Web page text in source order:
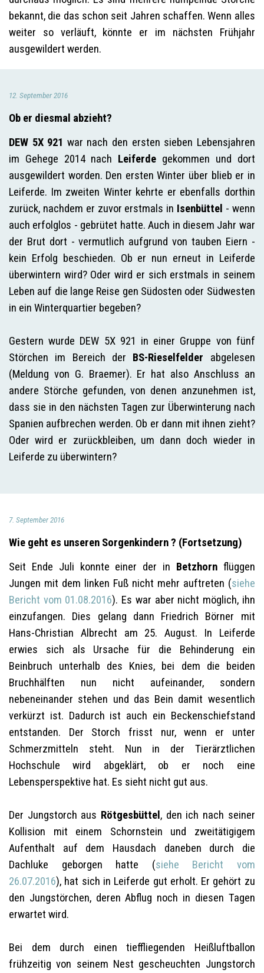
bekannt, die das schon seit Jahren schaffen. Wenn alles
weiter so verläuft, könnte er im nächsten Frühjahr
ausgewildert werden.
12. September 2016
Ob er diesmal abzieht?
DEW 5X 921 war nach den ersten sieben Lebensjahren
im Gehege 2014 nach Leiferde gekommen und dort
ausgewildert worden. Den ersten Winter über blieb er in
Leiferde. Im zweiten Winter kehrte er ebenfalls dorthin
zurück, nachdem er zuvor erstmals in Isenbüttel - wenn
auch erfolglos - gebrütet hatte. Auch in diesem Jahr war
der Brut dort - vermutlich aufgrund von tauben Eiern -
kein Erfolg beschieden. Ob er nun erneut in Leiferde
überwintern wird? Oder wird er sich erstmals in seinem
Leben auf die lange Reise gen Südosten oder Südwesten
in ein Winterquartier begeben?
Gestern wurde DEW 5X 921 in einer Gruppe von fünf
Störchen im Bereich der BS-Rieselfelder abgelesen
(Meldung von G. Braemer). Er hat also Anschluss an
andere Störche gefunden, von denen anzunehmen ist,
dass sie in den nächsten Tagen zur Überwinterung nach
Spanien aufbrechen werden. Ob er dann mit ihnen zieht?
Oder wird er zurückbleiben, um dann doch wieder in
Leiferde zu überwintern?
7. September 2016
Wie geht es unseren Sorgenkindern ? (Fortsetzung)
Seit Ende Juli konnte einer der in Betzhornflüggen
Jungen mit dem linken Fuß nicht mehr auftreten (siehe
Bericht vom 01.08.2016). Es war aber nicht möglich, ihn
einzufangen. Dies gelang dann Friedrich Börner mit
Hans-Christian Albrecht am 25. August. In Leiferde
erwies sich als Ursache für die Behinderung ein
Beinbruch unterhalb des Knies, bei dem die beiden
Bruchhälften nun nicht aufeinander, sondern
nebeneinander stehen und das Bein damit wesentlich
verkürzt ist. Dadurch ist auch ein Beckenschiefstand
entstanden. Der Storch frisst nur, wenn er unter
Schmerzmitteln steht. Nun in der Tierärztlichen
Hochschule wird abgeklärt, ob er noch eine
Lebensperspektive hat. Es sieht nicht gut aus.
Der Jungstorch aus Rötgesbüttel , den ich nach seiner
Kollision mit einem Schornstein und zweitätigigem
Aufenthalt auf dem Hausdach daneben durch die
Dachluke geborgen hatte (siehe Bericht vom
26.07.2016), hat sich in Leiferde gut erholt. Er gehört zu
den Jungstörchen, deren Abflug noch in diesen Tagen
erwartet wird.
Bei dem durch einen tieffliegenden Heißluftballon
frühzeitig von seinem Nest gescheuchten Jungstorch